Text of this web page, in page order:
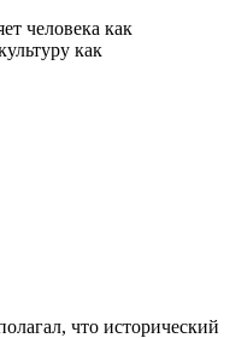
человека как
как
что исторический